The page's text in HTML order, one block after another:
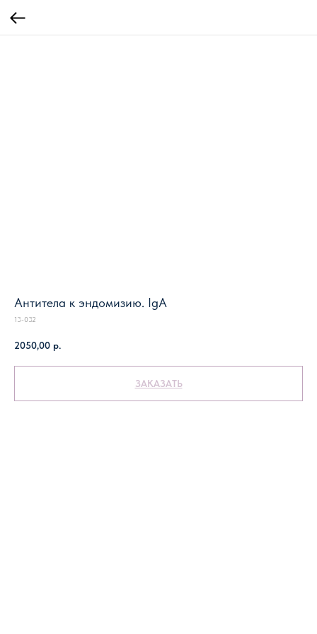
Антитела к эндомизию. IgA
13-032
2050,00 р.
ЗАКАЗАТЬ